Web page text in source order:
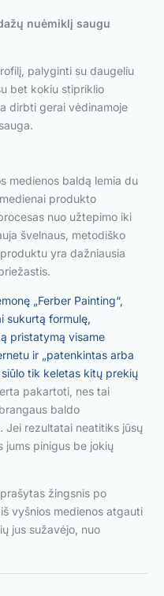
nuėmiklį saugu
palyginti su daugeliu
bet kokiu stipriklio
dirbti gerai vėdinamoje
medienos baldą lemia du
produkto
nuo užtepimo iki
švelnaus, metodiško
yra dažniausia
„Ferber Painting“,
sukurtą formulę,
pristatymą visame
ir „patenkintas arba
tik keletas kitų prekių
pakartoti, nes tai
baldo
Jei rezultatai neatitiks jūsų
jums pinigus be jokių
žingsnis po
vyšnios medienos atgauti
jus sužavėjo, nuo